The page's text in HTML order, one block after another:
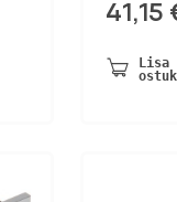
41,15
Lisa